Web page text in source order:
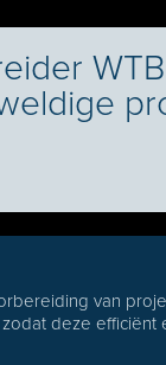
van
deze efficiënt